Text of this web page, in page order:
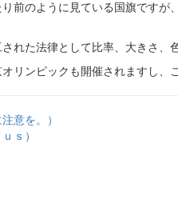
前のように見ている国旗ですが
された法律として比率、大きさ、
リンピックも開催されますし、
意を。）
ｓ）